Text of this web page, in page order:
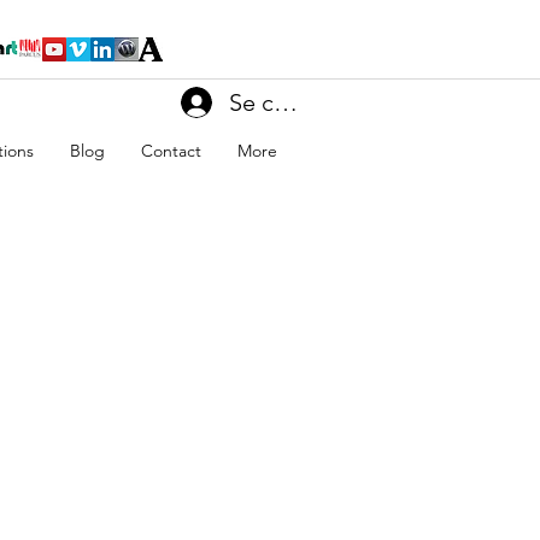
Blog Contact More
Se connecter